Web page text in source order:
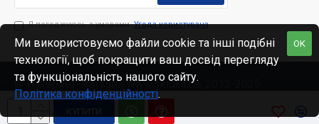
КУПИТИ
Я погоджуюсь з умовами Угода користувача
© Интернет-магазин www.skidka.ua, 2012-2025.
OK
Ми використовуємо файли cookie та інші подібні
технології, щоб покращити ваш досвід перегляду
та функціональність нашого сайту.
Політика конфіденційності.